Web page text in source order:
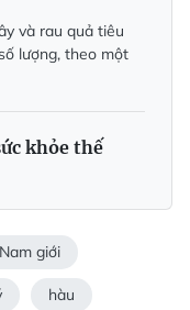
và rau quả tiêu
lượng, theo một
khỏe thế
Nam giới
hàu